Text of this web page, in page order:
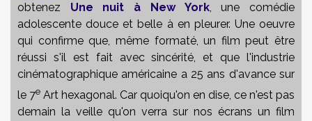
obtenez Une nuit à New York, une comédie
adolescente douce et belle à en pleurer. Une oeuvre
qui confirme que, même formaté, un film peut être
réussi s'il est fait avec sincérité, et que l'industrie
cinématographique américaine a 25 ans d'avance sur
le 7e Art hexagonal. Car quoiqu'on en dise, ce n'est pas
demain la veille qu'on verra sur nos écrans un film